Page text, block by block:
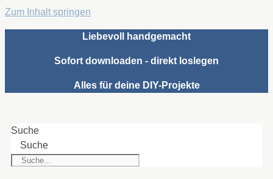
Zum Inhalt springen
Liebevoll handgemacht
Sofort downloaden - direkt loslegen
Alles für deine DIY-Projekte
Suche
Suche